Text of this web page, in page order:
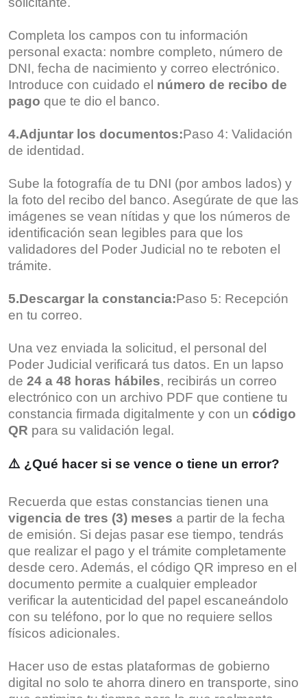
Completa los campos con tu información
personal exacta: nombre completo, número de
DNI, fecha de nacimiento y correo electrónico.
Introduce con cuidado el número de recibo de
pago que te dio el banco.
4.Adjuntar los documentos:Paso 4: Validación
de identidad.
Sube la fotografía de tu DNI (por ambos lados) y
la foto del recibo del banco. Asegúrate de que las
imágenes se vean nítidas y que los números de
identificación sean legibles para que los
validadores del Poder Judicial no te reboten el
trámite.
5.Descargar la constancia:Paso 5: Recepción
en tu correo.
Una vez enviada la solicitud, el personal del
Poder Judicial verificará tus datos. En un lapso
de 24 a 48 horas hábiles, recibirás un correo
electrónico con un archivo PDF que contiene tu
constancia firmada digitalmente y con un código
QR para su validación legal.
⚠️ ¿Qué hacer si se vence o tiene un error?
Recuerda que estas constancias tienen una
vigencia de tres (3) meses a partir de la fecha
de emisión. Si dejas pasar ese tiempo, tendrás
que realizar el pago y el trámite completamente
desde cero. Además, el código QR impreso en el
documento permite a cualquier empleador
verificar la autenticidad del papel escaneándolo
con su teléfono, por lo que no requiere sellos
físicos adicionales.
Hacer uso de estas plataformas de gobierno
digital no solo te ahorra dinero en transporte, sino